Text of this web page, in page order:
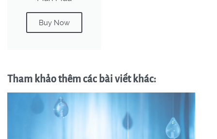
Buy Now
Tham khảo thêm các bài viết khác: